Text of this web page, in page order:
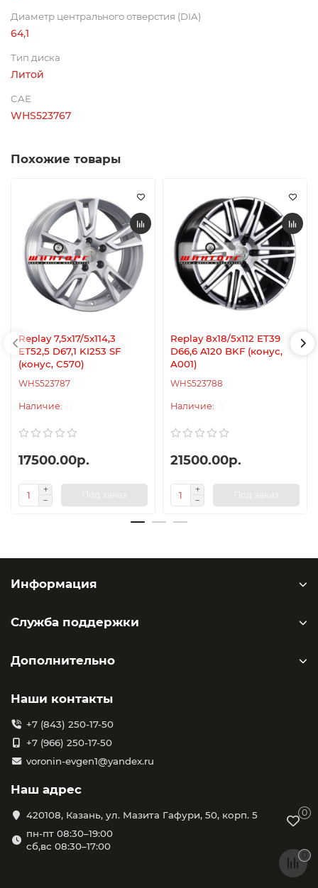
Диаметр центрального отверстия (DIA)
64,1
Тип диска
Литой
CAE
WHS523767
Похожие товары
Replay 7,5x17/5x114,3
ET52,5 D67,1 KI253 SF
(конус, C570)
WHS523787
17500.00р.
Replay 8x18/5x112 ET39
D66,6 A120 BKF (конус,
A001)
WHS523788
21500.00р.
Информация
Служба поддержки
Дополнительно
Наши контакты
+7 (843) 250-17-50
+7 (966) 250-17-50
voronin-evgen1@yandex.ru
Наш адрес
420108, Казань, ул. Мазита Гафури, 50, корп. 5
пн-пт 08:30–19:00
сб,вс 08:30–17:00
0
0